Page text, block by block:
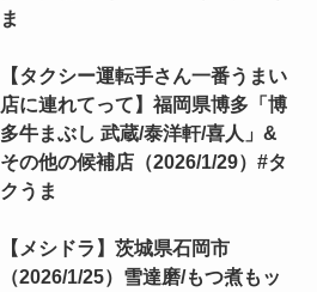
ま
【タクシー運転手さん一番うまい
店に連れてって】福岡県博多「博
多牛まぶし 武蔵/泰洋軒/喜人」&
その他の候補店（2026/1/29）#タ
クうま
【メシドラ】茨城県石岡市
（2026/1/25）雪達磨/もつ煮もッ